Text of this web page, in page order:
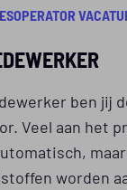
ben jij
Veel aan het
worden